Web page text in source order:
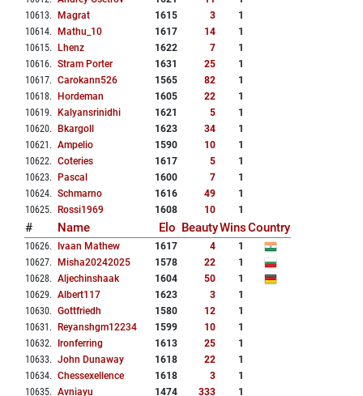
10613. Magrat 1615 3
1
10614. Mathu_10 1617 14
1
10615. Lhenz 1622 7
1
10616. Stram Porter 1631 25
1
10617. Carokann526 1565 82
1
10618. Hordeman 1605 22
1
10619. Kalyansrinidhi 1621 5
1
10620. Bkargoll 1623 34
1
10621 . Ampelio 1590 10
1
10622. Coteries 1617 5
1
10623. Pascal 1600 7
1
10624. Schmarno 1616 49
1
10625. Rossi1969 1608 10 1
# Name Elo BeautyWinsCountry
10626. Ivaan Mathew 1617 4
1
10627. Misha20242025 1578 22
1
10628. Aljechinshaak 1604 50
1
10629. Albert117 1623 3
1
10630. Gottfriedh 1580 12
1
10631 . Reyanshgm12234 1599 10
1
10632. Ironferring 1613 25
1
10633. John Dunaway 1618 22
1
10634. Chessexellence 1618 3
1
10635. Avniayu 1474 333
1